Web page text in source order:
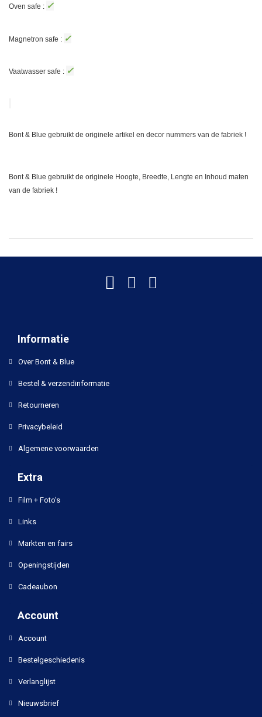
Oven safe : ✓
Magnetron safe : ✓
Vaatwasser safe : ✓
Bont & Blue gebruikt de originele artikel en decor nummers van de fabriek !
Bont & Blue gebruikt de originele Hoogte, Breedte, Lengte en Inhoud maten
van de fabriek !
Informatie
Over Bont & Blue
Bestel & verzendinformatie
Retourneren
Privacybeleid
Algemene voorwaarden
Extra
Film + Foto's
Links
Markten en fairs
Openingstijden
Cadeaubon
Account
Account
Bestelgeschiedenis
Verlanglijst
Nieuwsbrief